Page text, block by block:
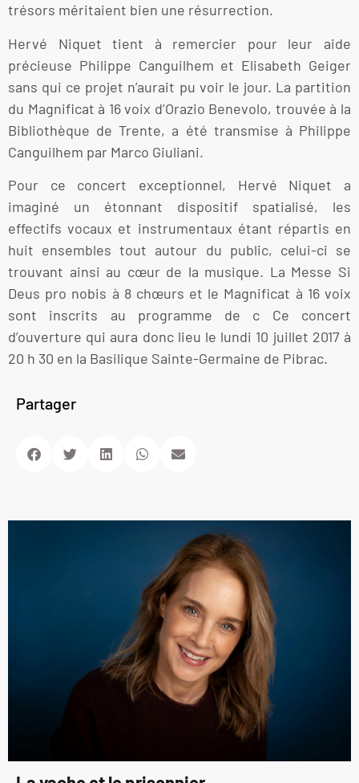
trésors méritaient bien une résurrection.
Hervé Niquet tient à remercier pour leur aide
précieuse Philippe Canguilhem et Elisabeth Geiger
sans qui ce projet n’aurait pu voir le jour. La partition
du Magnificat à 16 voix d’Orazio Benevolo, trouvée à la
Bibliothèque de Trente, a été transmise à Philippe
Canguilhem par Marco Giuliani.
Pour ce concert exceptionnel, Hervé Niquet a
imaginé un étonnant dispositif spatialisé, les
effectifs vocaux et instrumentaux étant répartis en
huit ensembles tout autour du public, celui-ci se
trouvant ainsi au cœur de la musique. La Messe Si
Deus pro nobis à 8 chœurs et le Magnificat à 16 voix
sont inscrits au programme de c Ce concert
d’ouverture qui aura donc lieu le lundi 10 juillet 2017 à
20 h 30 en la Basilique Sainte-Germaine de Pibrac.
Partager